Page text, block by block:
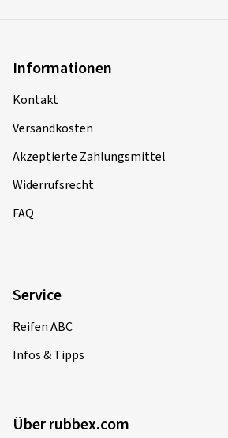
Informationen
Kontakt
Versandkosten
Akzeptierte Zahlungsmittel
Widerrufsrecht
FAQ
Service
Reifen ABC
Infos & Tipps
Über rubbex.com